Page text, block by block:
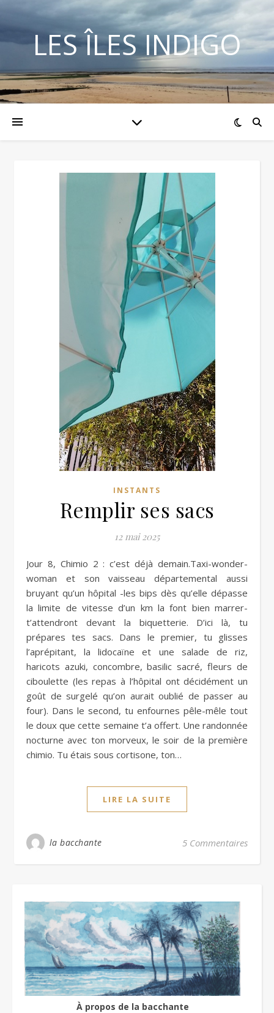
LES ÎLES INDIGO
INSTANTS
Remplir ses sacs
12 mai 2025
Jour 8, Chimio 2 : c’est déjà demain.Taxi-wonder-
woman et son vaisseau départemental aussi
bruyant qu’un hôpital -les bips dès qu’elle dépasse
la limite de vitesse d’un km la font bien marrer-
t’attendront devant la biquetterie. D’ici là, tu
prépares tes sacs. Dans le premier, tu glisses
l’aprépitant, la lidocaïne et une salade de riz,
haricots azuki, concombre, basilic sacré, fleurs de
ciboulette (les repas à l’hôpital ont décidément un
goût de surgelé qu’on aurait oublié de passer au
four). Dans le second, tu enfournes pêle-mêle tout
le doux que cette semaine t’a offert. Une randonnée
nocturne avec ton morveux, le soir de la première
chimio. Tu étais sous cortisone, ton…
LIRE LA SUITE
la bacchante 5 Commentaires
À propos de la bacchante